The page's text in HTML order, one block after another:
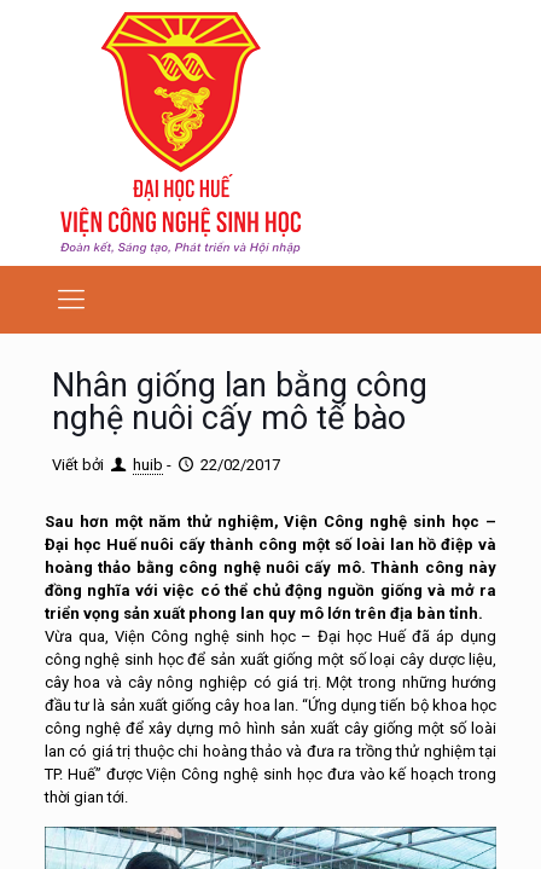
Nhân giống lan bằng công
nghệ nuôi cấy mô tế bào
Viết bởi huib - 22/02/2017
Sau hơn một năm thử nghiệm, Viện Công nghệ sinh học –
Đại học Huế nuôi cấy thành công một số loài lan hồ điệp và
hoàng thảo bằng công nghệ nuôi cấy mô. Thành công này
đồng nghĩa với việc có thể chủ động nguồn giống và mở ra
triển vọng sản xuất phong lan quy mô lớn trên địa bàn tỉnh.
Vừa qua, Viện Công nghệ sinh học – Đại học Huế đã áp dụng
công nghệ sinh học để sản xuất giống một số loại cây dược liệu,
cây hoa và cây nông nghiệp có giá trị. Một trong những hướng
đầu tư là sản xuất giống cây hoa lan. “Ứng dụng tiến bộ khoa học
công nghệ để xây dựng mô hình sản xuất cây giống một số loài
lan có giá trị thuộc chi hoàng thảo và đưa ra trồng thử nghiệm tại
TP. Huế” được Viện Công nghệ sinh học đưa vào kế hoạch trong
thời gian tới.